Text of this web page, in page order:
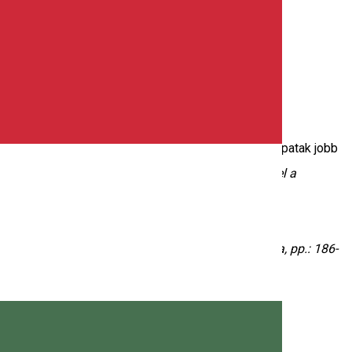
és működtette a két világháború között. A patak jobb
György Etelka biológia tanárnő a
Fedezzük fel a
Csíkszereda: Tipographic Nyomda, pp.: 186-